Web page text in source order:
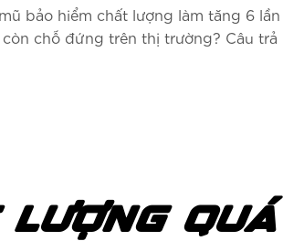
bảo hiểm chất lượng làm tăng 6
chỗ đứng trên thị trường? Câu trả